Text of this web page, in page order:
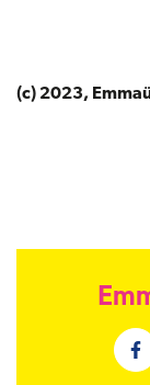
(c) 2023,